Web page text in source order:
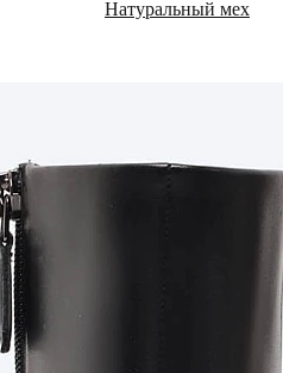
Натуральный мех